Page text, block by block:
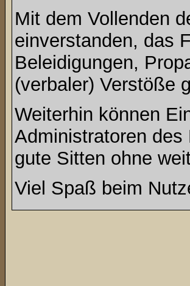
Mit dem Vollenden
einverstanden, das
Beleidigungen,
(verbaler) Verstöße
Weiterhin können
Administratoren
gute Sitten ohne
Viel Spaß beim